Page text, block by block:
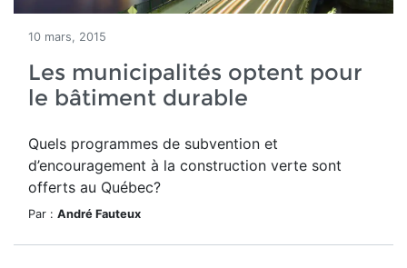
10 mars, 2015
Les municipalités optent pour
le bâtiment durable
Quels programmes de subvention et
d’encouragement à la construction verte sont
offerts au Québec?
Par : André Fauteux